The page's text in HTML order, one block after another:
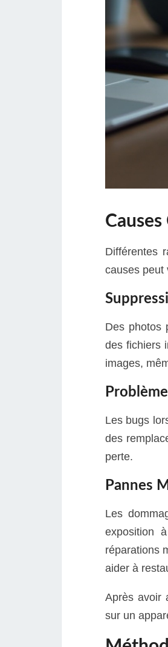
Différentes
causes peut
Des photos
des fichiers
images,
Les bugs
des
perte.
Pannes
Les
exposition
réparations
aider à
Après avoir
sur un